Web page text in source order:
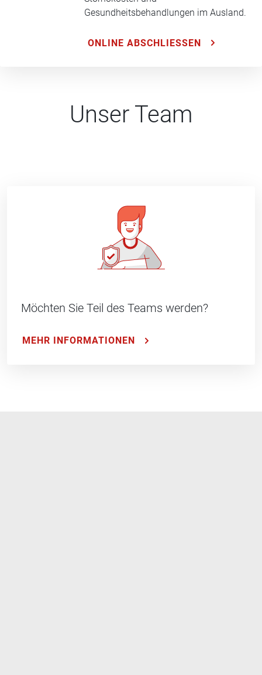
Gesundheitsbehandlungen im Ausland.
ONLINE ABSCHLIESSEN
Unser Team
Möchten Sie Teil des Teams werden?
MEHR INFORMATIONEN